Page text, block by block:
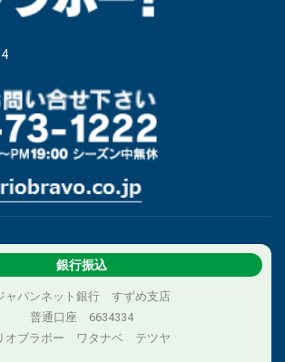
銀行振込
ャパンネット銀行 すずめ支店
普通口座 6634334
オブラボー ワタナベ テツヤ